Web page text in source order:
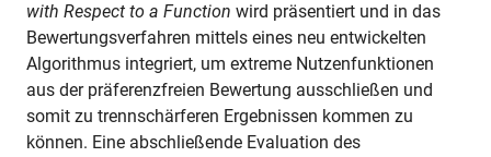
with Respect to a Function wird präsentiert und in das
Bewertungsverfahren mittels eines neu entwickelten
Algorithmus integriert, um extreme Nutzenfunktionen
aus der präferenzfreien Bewertung ausschließen und
somit zu trennschärferen Ergebnissen kommen zu
können. Eine abschließende Evaluation des